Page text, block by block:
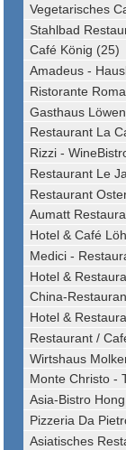
Vegetarisches
Stahlbad
Café König (25)
Amadeus -
Ristorante
Gasthaus
Restaurant La
Rizzi -
Restaurant Le
Restaurant
Aumatt
Hotel & Café
Medici -
Hotel &
China-
Hotel &
Restaurant /
Wirtshaus
Monte Christo -
Asia-Bistro
Pizzeria Da
Asiatisches